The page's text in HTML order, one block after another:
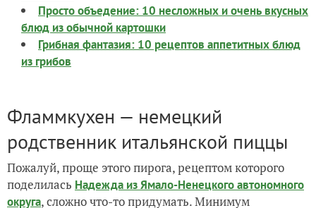
Просто объедение: 10 несложных и очень вкусных
блюд из обычной картошки
Грибная фантазия: 10 рецептов аппетитных блюд
из грибов
Фламмкухен — немецкий
родственник итальянской пиццы
Пожалуй, проще этого пирога, рецептом которого
поделилась Надежда из Ямало-Ненецкого автономного
округа, сложно что-то придумать. Минимум